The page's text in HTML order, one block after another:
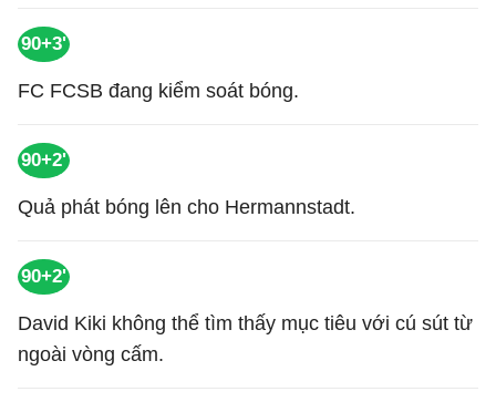
90+3'
FC FCSB đang kiểm soát bóng.
90+2'
Quả phát bóng lên cho Hermannstadt.
90+2'
David Kiki không thể tìm thấy mục tiêu với cú sút từ
ngoài vòng cấm.